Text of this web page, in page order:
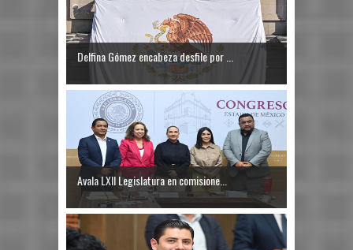
Delfina Gómez encabeza desfile por ...
Avala LXII Legislatura en comisione...